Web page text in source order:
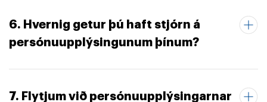
6. Hvernig getur þú haft stjórn á
persónuupplýsingunum þínum?
7. Flytjum við persónuupplýsingarnar